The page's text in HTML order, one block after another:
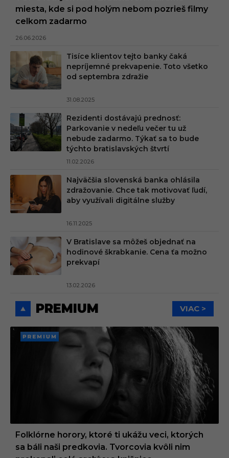
miesta, kde si pod holým nebom pozrieš filmy
celkom zadarmo
26.06.2026
Tisíce klientov tejto banky čaká
nepríjemné prekvapenie. Toto všetko
od septembra zdražie
31.08.2025
Rezidenti dostávajú prednosť:
Parkovanie v nedeľu večer tu už
nebude zadarmo. Týkať sa to bude
týchto bratislavských štvrtí
11.02.2026
Najväčšia slovenská banka ohlásila
zdražovanie. Chce tak motivovať ľudí,
aby využívali digitálne služby
16.11.2025
V Bratislave sa môžeš objednať na
hodinové škrabkanie. Cena ťa možno
prekvapí
13.02.2026
PREMIUM VIAC >
PREMI
Folklórne horory, ktoré ti ukážu veci, ktorých
sa báli naši predkovia. Tvorcovia kvôli nim